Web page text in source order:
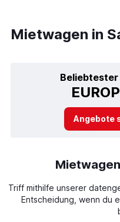
Mietwagen in
Angebote
Triff mithilfe unserer
Entscheidung, wenn du